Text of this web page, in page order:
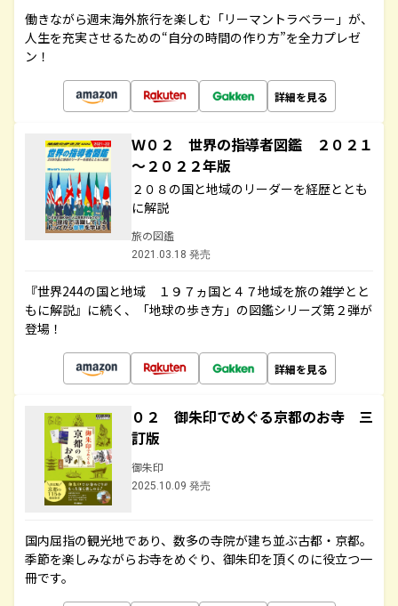
働きながら週末海外旅行を楽しむ「リーマントラベラー」が、
人生を充実させるための“自分の時間の作り方”を全力プレゼ
ン！
詳細を見る
Ｗ０２ 世界の指導者図鑑 ２０２１
～２０２２年版
２０８の国と地域のリーダーを経歴ととも
に解説
旅の図鑑
2021.03.18 発売
『世界244の国と地域 １９７ヵ国と４７地域を旅の雑学とと
もに解説』に続く、「地球の歩き方」の図鑑シリーズ第２弾が
登場！
詳細を見る
０２ 御朱印でめぐる京都のお寺 三
訂版
御朱印
2025.10.09 発売
国内屈指の観光地であり、数多の寺院が建ち並ぶ古都・京都。
季節を楽しみながらお寺をめぐり、御朱印を頂くのに役立つ一
冊です。